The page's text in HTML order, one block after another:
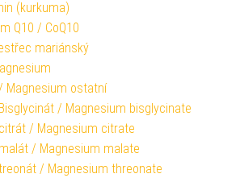
(kurkuma)
Q10 / CoQ10
mariánský
Magnesium ostatní
/ Magnesium bisglycinate
/ Magnesium citrate
/ Magnesium malate
/ Magnesium threonate